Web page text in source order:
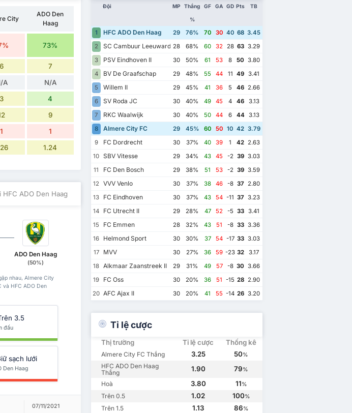
City
ADO Den
Haag
73%
6 7
A N/A
3 4
9
1 1
1.24
ADO Den Haag
ADO Den Haag
(50%)
nhau, Almere City
và HFC ADO Den
3.5
đấu
sạch lưới
Den Haag
07/11/2021 23/09/2014
Đội MP Thắng
%
GF GA GD Pts TB
1 HFC ADO Den Haag 29 76% 70 30 40 68 3.45
2
SC Cambuur Leeuwarden
28 68% 60 32 28 63 3.29
3
PSV Eindhoven II 30 50% 61 53 8 50 3.80
4
BV De Graafschap 29 48% 55 44 11 49 3.41
5
Willem II 29 45% 41 36 5 46 2.66
6
SV Roda JC 30 40% 49 45 4 46
3.13
7
RKC Waalwijk 30 40% 50 44 6 44 3.13
8
Almere City FC 29 45% 60 50 10 42 3.79
9
FC Dordrecht 30 37% 40 39 1 42 2.63
10 SBV Vitesse 29 34% 43 45 -2 39 3.03
11
FC Den Bosch 29 38% 51 53 -2 39 3.59
12
VVV Venlo 30 37% 38 46 -8 37 2.80
13
FC Eindhoven 30 37% 43 54 -11 37 3.23
14
FC Utrecht II 29 28% 47 52 -5 33
3.41
15
FC Emmen 28 32% 43 51 -8 33 3.36
16
Helmond Sport 30 30% 37 54 -17 33 3.03
17
MVV 30 27% 36 59 -23 32
3.17
18 Alkmaar Zaanstreek II 29 31% 49 57 -8 30 3.66
19
FC Oss 30 20% 36 51 -15 28 2.90
20 AFC Ajax II 30 20% 41 55 -14 26 3.20
Tỉ lệ cược
Thị trường Tỉ lệ cược Thống kê
Almere City FC Thắng 3.25 50%
HFC ADO Den Haag
Thắng
1.90 79%
Hoà 3.80 11%
Trên 0.5 1.02 100%
Trên 1.5 1.13 86%